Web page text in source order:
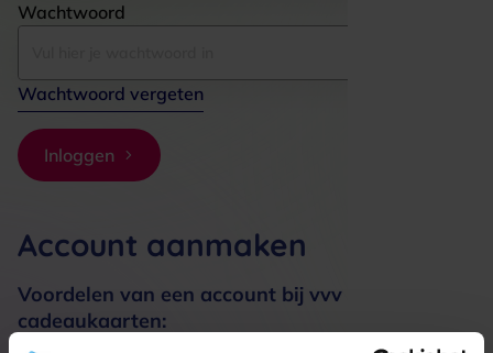
Wachtwoord
Wachtwoord vergeten
Inloggen
Account aanmaken
Voordelen van een account bij vvv
cadeaukaarten: